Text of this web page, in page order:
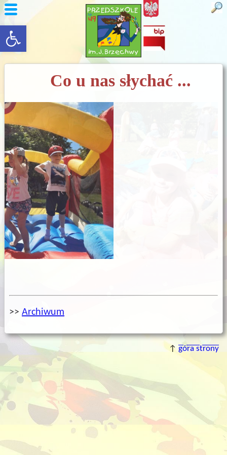
rozwiń/zwiń panel
Co u nas słychać ...
>> Archiwum
↑ góra strony